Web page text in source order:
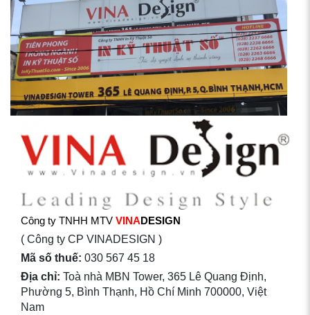
Công ty TNHH MTV VINADESIGN
( Công ty CP VINADESIGN )
Mã số thuế: 030 567 45 18
Địa chỉ: Toà nhà MBN Tower, 365 Lê Quang Định,
Phường 5, Bình Thạnh, Hồ Chí Minh 700000, Việt
Nam